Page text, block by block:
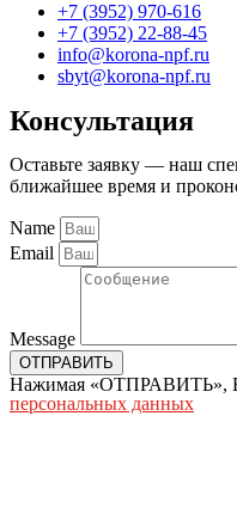
+7 (3952) 970-616
+7 (3952) 22-88-45
info@korona-npf.ru
sbyt@korona-npf.ru
Консультация
Оставьте заявку — наш
ближайшее время и
Name
Email
Message
ОТПРАВИТЬ
Нажимая «ОТПРАВИТЬ»,
персональных данных